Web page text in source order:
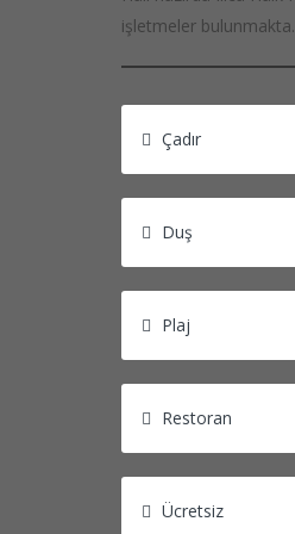
Tekne/Yat Kiralama
işletmeler bulunmakta.
Çadır
Duş
Plaj
Restoran
Ücretsiz